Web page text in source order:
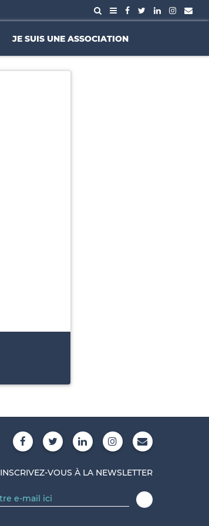
JE SUIS UNE ASSOCIATION
INSCRIVEZ-VOUS À LA NEWSLETTER